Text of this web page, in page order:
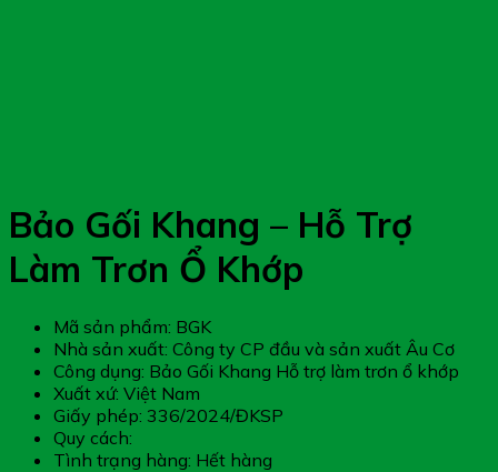
Bảo Gối Khang – Hỗ Trợ
Làm Trơn Ổ Khớp
Mã sản phẩm: BGK
Nhà sản xuất: Công ty CP đầu và sản xuất Âu Cơ
Công dụng: Bảo Gối Khang Hỗ trợ làm trơn ổ khớp
Xuất xứ: Việt Nam
Giấy phép: 336/2024/ĐKSP
Quy cách:
Tình trạng hàng: Hết hàng